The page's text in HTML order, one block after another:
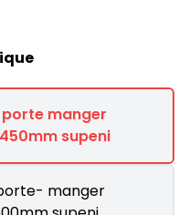
manger
supeni
manger